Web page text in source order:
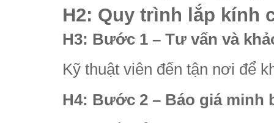
H2: Quy trình lắp kính
H3: Bước 1 – Tư vấn và
Kỹ thuật viên đến tận nơi để
H4: Bước 2 – Báo giá minh